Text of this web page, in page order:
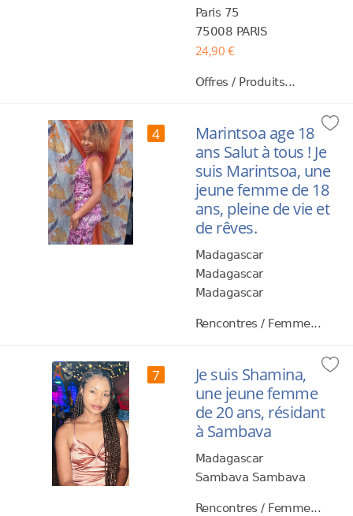
Paris 75
75008 PARIS
24,90 €
Offres / Produits...
4
Marintsoa age 18
ans Salut à tous ! Je
suis Marintsoa, une
jeune femme de 18
ans, pleine de vie et
de rêves.
Madagascar
Madagascar
Madagascar
Rencontres / Femme...
7
Je suis Shamina,
une jeune femme
de 20 ans, résidant
à Sambava
Madagascar
Sambava Sambava
Rencontres / Femme...